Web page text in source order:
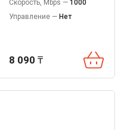
Скорость, Mbps — 1000
Управление — Нет
8 090 ₸